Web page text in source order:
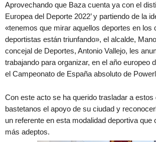
Aprovechando que Baza cuenta ya con el
Europea del Deporte 2022’ y partiendo de la
«tenemos que mirar aquellos deportes en los
deportistas están triunfando», el alcalde,
concejal de Deportes, Antonio Vallejo, les
trabajando para organizar, en el año europeo
el Campeonato de España absoluto de
Con este acto se ha querido trasladar a estos
bastetanos el apoyo de su ciudad y
un referente en esta modalidad deportiva que
más adeptos.